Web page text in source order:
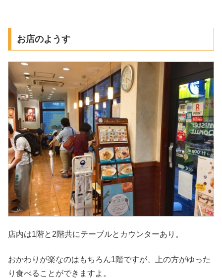
お店のようす
店内は1階と2階共にテーブルとカウンターあり。
おかわりが楽なのはもちろん1階ですが、上の方がゆった
り食べることができますよ。